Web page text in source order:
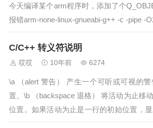
今天编译某个arm程序时，添加了个
报错arm-none-linux-gnueabi-g++ -c -pipe -
C/C++ 转义符说明
哎哎 10年前 6274
\a （alert 警告） 产生一个可听或可视的
置。\b （backspace 退格） 将活动为止移
位置。如果活动为止是一行的初始位置，
指定的。\...